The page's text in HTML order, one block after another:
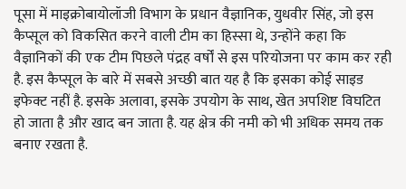
पूसा में माइक्रोबायोलॉजी विभाग के प्रधान वैज्ञानिक, युधवीर सिंह, जो इस
कैप्सूल को विकसित करने वाली टीम का हिस्सा थे, उन्होंने कहा कि
वैज्ञानिकों की एक टीम पिछले पंद्रह वर्षों से इस परियोजना पर काम कर रही
है. इस कैप्सूल के बारे में सबसे अच्छी बात यह है कि इसका कोई साइड
इफेक्ट नहीं है. इसके अलावा, इसके उपयोग के साथ, खेत अपशिष्ट विघटित
हो जाता है और खाद बन जाता है. यह क्षेत्र की नमी को भी अधिक समय तक
बनाए रखता है.